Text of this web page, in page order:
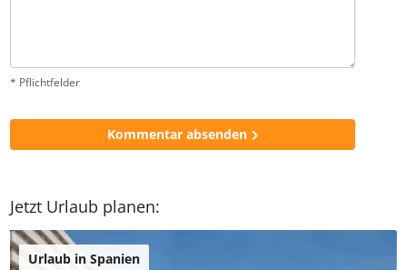
* Pflichtfelder
Kommentar absenden
Jetzt Urlaub planen:
Urlaub in Spanien